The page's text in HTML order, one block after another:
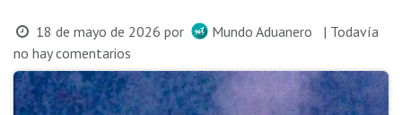
18 de mayo de 2026 por Mundo Aduanero
| Todavía
no hay comentarios